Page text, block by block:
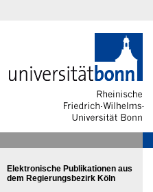
Elektronische Publikationen aus
dem Regierungsbezirk Köln